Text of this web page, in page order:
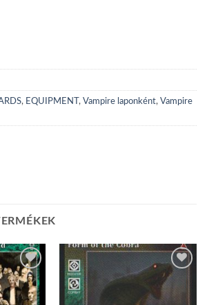
, EQUIPMENT , Vampire laponként, Vampire
Add to
wishlist
Add to